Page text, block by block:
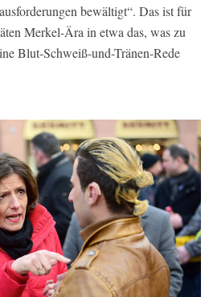
bewältigt“. Das ist für
Merkel-Ära in etwa das, was zu
Blut-Schweiß-und-Tränen-Rede